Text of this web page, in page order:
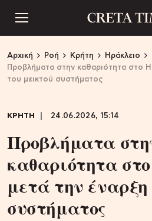
Αρχική Ροή Κρήτη
Ηράκλειο
Προβλήματα στην καθαριότητα στο
του μεικτού συστήματος
ΚΡΗΤΗ 24.06.2026, 15:14
Προβλήματα
καθαριότητα
μετά την έναρξη
συστήματος